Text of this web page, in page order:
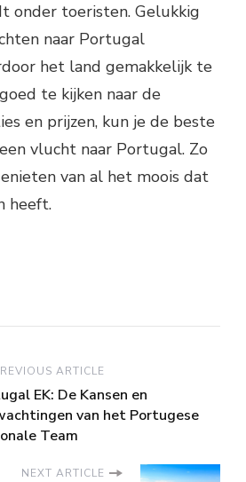
onder toeristen. Gelukkig
naar Portugal
het land gemakkelijk te
te kijken naar de
en prijzen, kun je de beste
vlucht naar Portugal. Zo
van al het moois dat
heeft.
ARTICLE
EK: De Kansen en
van het Portugese
Team
NEXT ARTICLE